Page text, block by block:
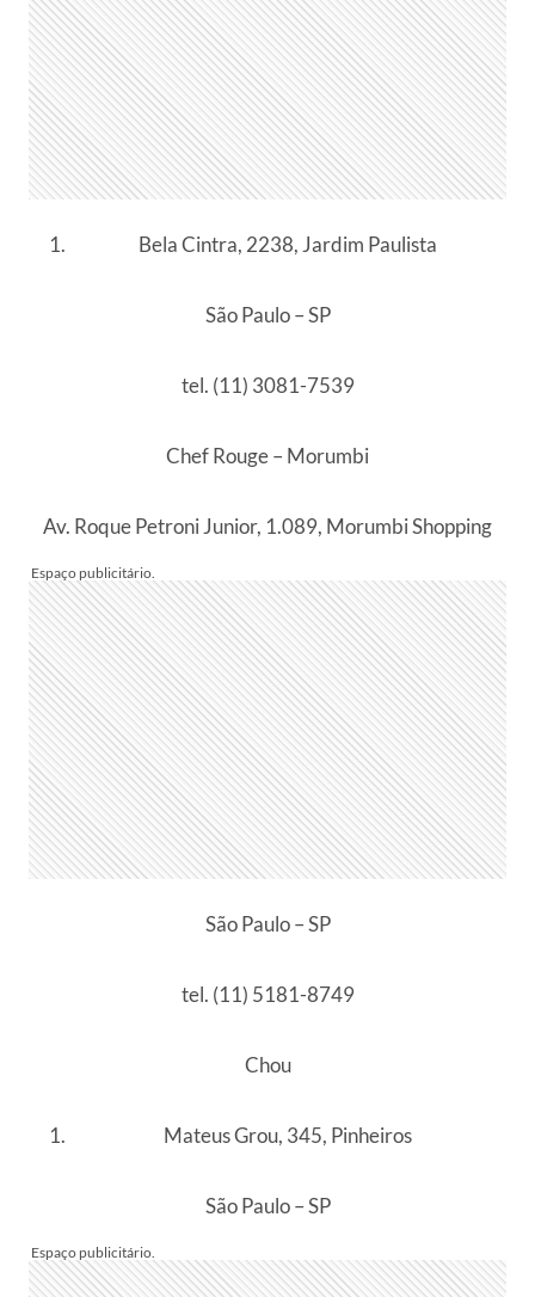
Bela Cintra, 2238, Jardim Paulista
São Paulo – SP
tel. (11) 3081-7539
Chef Rouge – Morumbi
Av. Roque Petroni Junior, 1.089, Morumbi Shopping
São Paulo – SP
tel. (11) 5181-8749
Chou
Mateus Grou, 345, Pinheiros
São Paulo – SP